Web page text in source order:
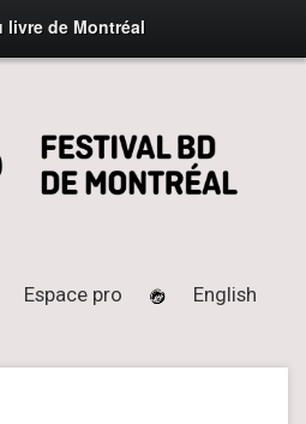
livre de Montréal
Espace pro English